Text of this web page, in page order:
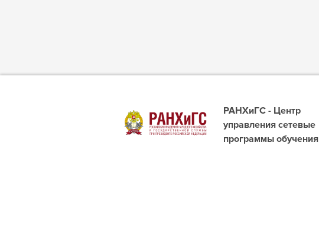
РАНХиГС - Центр
управления сетевые
программы обучения